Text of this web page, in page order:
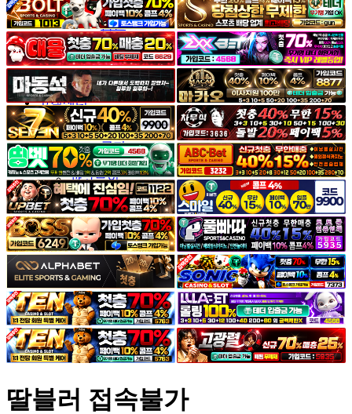
후방주의
움짤
스포츠
기타
야썰
고객센터
공지&이벤트
공지
1:1문의
광고문의
딸블러 접속불가